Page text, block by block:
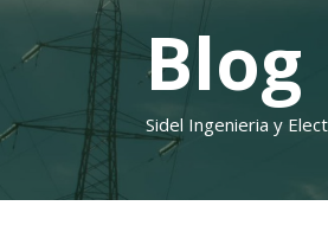
Blog
Sidel Ingenieria y